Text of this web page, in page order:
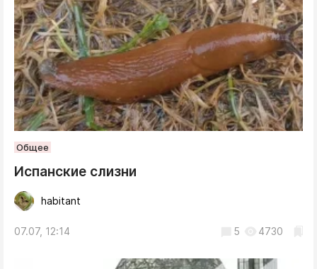
Общее
Испанские слизни
habitant
07.07, 12:14 5 4730